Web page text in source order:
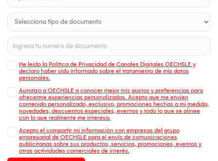
He leído la Política de Privacidad de Canales Digitales OECHSLE y
declaro haber sido informado sobre el tratamiento de mis datos
personales.
Autorizo a OECHSLE a conocer mejor mis gustos y preferencias para
ofrecerme experiencias personalizadas. Acepto que me envien
contenido personalizado, exclusivo, promociones hechas a mi medida,
novedades, descuentos especiales, eventos y todo lo que se alinee
con lo que realmente me interesa.
Acepto el compartir mi información con empresas del grupo
empresarial de OECHSLE para el envío de comunicaciones
publicitarias sobre sus productos, servicios, promociones, eventos y
otras actividades comerciales de interés.